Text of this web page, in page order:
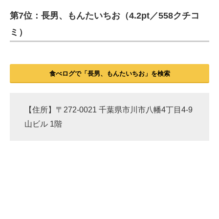
第7位：長男、もんたいちお（4.2pt／558クチコ
ミ）
食べログで「長男、もんたいちお」を検索
【住所】〒272-0021 千葉県市川市八幡4丁目4-9
山ビル 1階